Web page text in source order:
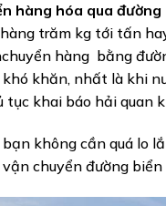
hàng hóa qua đường
trăm kg tới tấn
hàng bằng
khó khăn, nhất là khi
khai báo hải quan
bạn không cần quá lo
chuyển đường